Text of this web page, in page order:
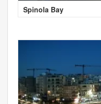
Spinola Bay